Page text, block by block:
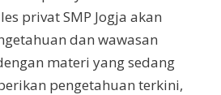
privat SMP Jogja akan
dan wawasan
materi yang sedang
pengetahuan terkini,